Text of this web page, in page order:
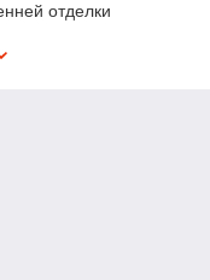
отделки
салонах